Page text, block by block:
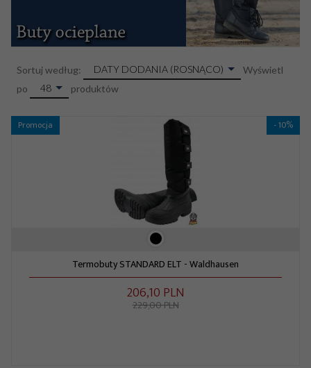
Sortuj według: sortDATY DODANIA (ROSNĄCO)
Wyświetl
po
pop48 produktów
Promocja - 10%
Termobuty STANDARD ELT - Waldhausen
206,10 PLN
229,00 PLN